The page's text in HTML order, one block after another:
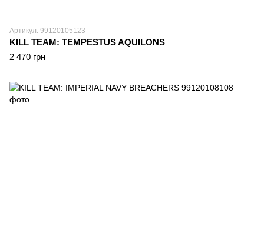
Артикул: 99120105123
KILL TEAM: TEMPESTUS AQUILONS
2 470 грн